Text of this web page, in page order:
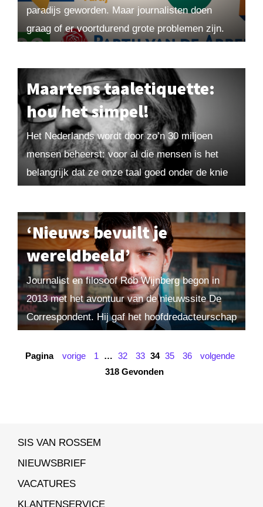
paradijs geworden. Maar journalisten doen
graag of er voortdurend grote problemen zijn.
Maartens taaletiquette:
hou het simpel!
Het Nederlands wordt door zo’n 30 miljoen
mensen beheerst: voor al die mensen is het
belangrijk dat ze onze taal goed onder de knie
‘Nieuws bevuilt je
wereldbeeld’
Journalist en filosoof Rob Wijnberg begon in
2013 met het avontuur van de nieuwssite De
Correspondent. Hij gaf het hoofdredacteurschap
meedraaien...
Pagina vorige 1 … 32 33 34 35 36
volgende
318 Gevonden
SIS VAN ROSSEM
NIEUWSBRIEF
VACATURES
KLANTENSERVICE